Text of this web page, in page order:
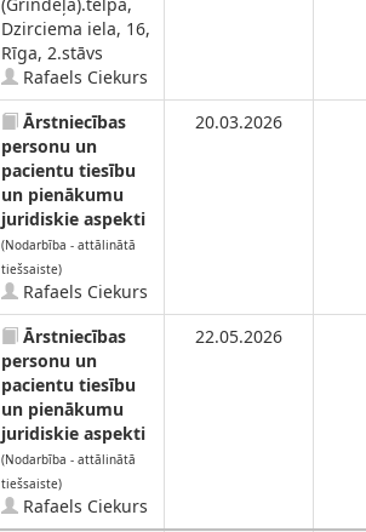
Dzirciema iela, 16,
Rīga, 2.stāvs
Rafaels Ciekurs
Ārstniecības
personu un
pacientu tiesību
un pienākumu
juridiskie aspekti
(Nodarbība - attālinātā
tiešsaiste)
Rafaels Ciekurs
20.03.2026
Ārstniecības
personu un
pacientu tiesību
un pienākumu
juridiskie aspekti
(Nodarbība - attālinātā
tiešsaiste)
Rafaels Ciekurs
22.05.2026